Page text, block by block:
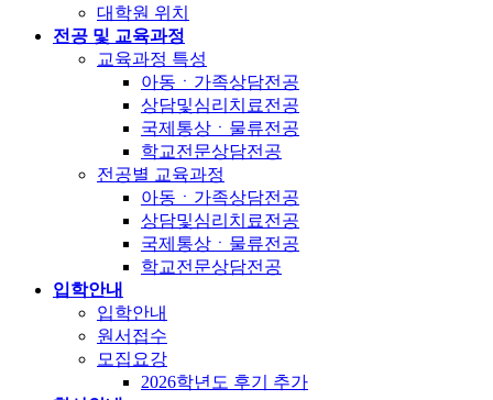
대학원 위치
전공 및 교육과정
교육과정 특성
아동ㆍ가족상담전공
상담및심리치료전공
국제통상ㆍ물류전공
학교전문상담전공
전공별 교육과정
아동ㆍ가족상담전공
상담및심리치료전공
국제통상ㆍ물류전공
학교전문상담전공
입학안내
입학안내
원서접수
모집요강
2026학년도 후기 추가